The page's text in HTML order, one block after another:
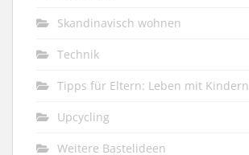
Skandinavisch wohnen
Technik
Tipps für Eltern: Leben mit Kindern
Upcycling
Weitere Bastelideen